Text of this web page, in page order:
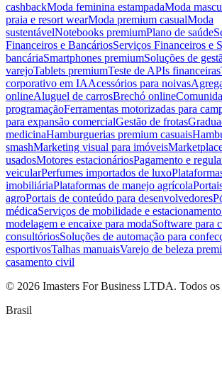
cashbackModa feminina estampadaModa
praia e resort wearModa premium casualModa
sustentávelNotebooks premiumPlano de saúde
Financeiros e BancáriosServiços Financeiros e
bancáriaSmartphones premiumSoluções de
varejoTablets premiumTeste de APIs financeiras
corporativo em IAAcessórios para noivas
onlineAluguel de carrosBrechó online
programaçãoFerramentas motorizadas para
para expansão comercialGestão de frotas
medicinaHamburguerias premium casuais
smashMarketing visual para imóveis
usadosMotores estacionáriosPagamento e
veicularPerfumes importados de luxo
imobiliáriaPlataformas de manejo agrícola
agroPortais de conteúdo para desenvolvedores
médicaServiços de mobilidade e estacionamento
modelagem e encaixe para modaSoftware para
consultóriosSoluções de automação para
esportivosTalhas manuaisVarejo de beleza
casamento civil
© 2026 Imasters For Business LTDA. Todos os
Brasil